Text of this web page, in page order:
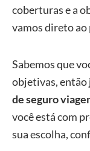
coberturas e a
vamos direto ao
Sabemos que
objetivas, então
de seguro
você está com
sua escolha,